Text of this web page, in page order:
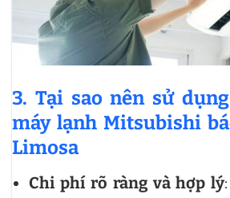
3. Tại sao nên sử
máy lạnh Mitsubishi
Limosa
Chi phí rõ ràng và hợp lý